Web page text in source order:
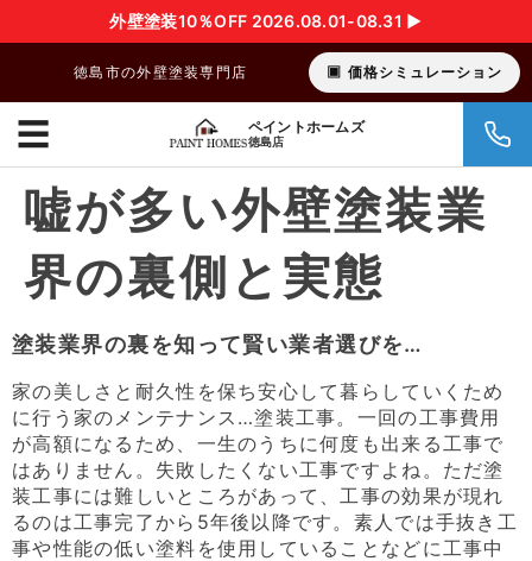
外壁塗装10％OFF 2026.08.01-08.31 ▶︎
徳島市の外壁塗装専門店 価格シミュレーション
ペイントホームズ
徳島店
☰
嘘が多い外壁塗装業
界の裏側と実態
塗装業界の裏を知って賢い業者選びを…
家の美しさと耐久性を保ち安心して暮らしていくため
に行う家のメンテナンス…塗装工事。一回の工事費用
が高額になるため、一生のうちに何度も出来る工事で
はありません。失敗したくない工事ですよね。ただ塗
装工事には難しいところがあって、工事の効果が現れ
るのは工事完了から5年後以降です。素人では手抜き工
事や性能の低い塗料を使用していることなどに工事中